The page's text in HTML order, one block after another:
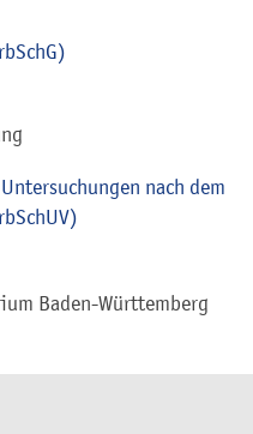
)
nach dem
Baden-Württemberg